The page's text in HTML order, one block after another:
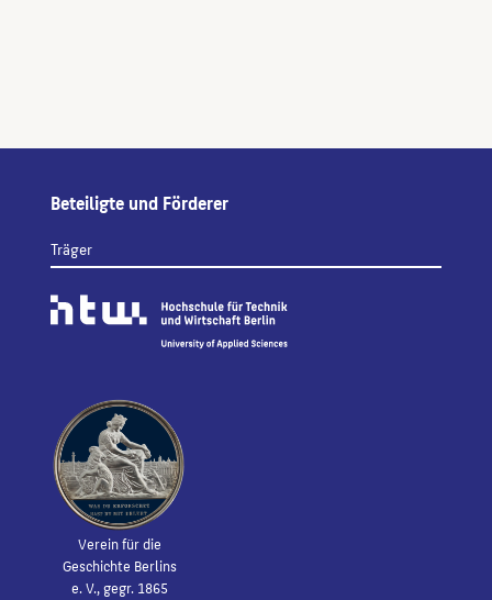
Beteiligte und Förderer
Träger
Verein für die
Geschichte Berlins
e. V., gegr. 1865